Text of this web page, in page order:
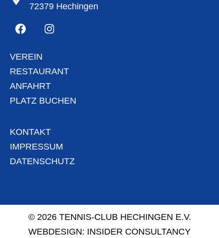
72379 Hechingen
VEREIN
RESTAURANT
ANFAHRT
PLATZ BUCHEN
KONTAKT
IMPRESSUM
DATENSCHUTZ
© 2026 TENNIS-CLUB HECHINGEN E.V.
WEBDESIGN: INSIDER CONSULTANCY